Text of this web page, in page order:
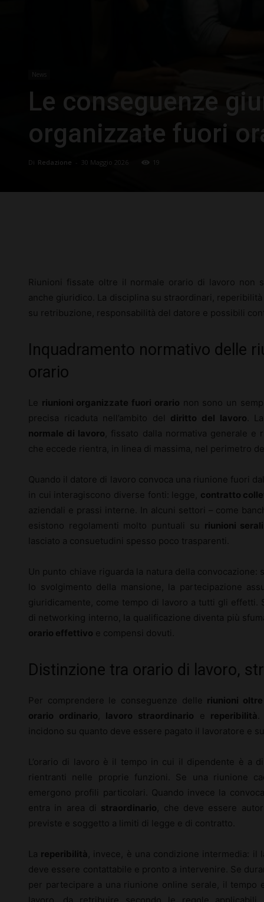
News
Le conseguenze
organizzate fuori
Di Redazione 30 Maggio 2026 19
Riunioni fissate oltre il normale orario di lavoro non
anche giuridico. La disciplina su straordinari,
su retribuzione, responsabilità del datore e possibili
Inquadramento normativo delle
orario
Le riunioni organizzate fuori orario non sono un
precisa ricaduta nell’ambito del diritto del lavoro .
normale di lavoro , fissato dalla normativa generale
che eccede rientra, in linea di massima, nel perimetro
Quando il datore di lavoro convoca una riunione fuori
in cui interagiscono diverse fonti: legge, contratto
aziendali e prassi interne. In alcuni settori – come
esistono regolamenti molto puntuali su riunioni serali
lasciato a consuetudini spesso poco trasparenti.
Un punto chiave riguarda la natura della
lo svolgimento della mansione, la partecipazione
giuridicamente, come tempo di lavoro a tutti gli
di networking interno, la qualificazione diventa più
orario effettivo e compensi dovuti.
Distinzione tra orario di lavoro,
Per comprendere le conseguenze delle riunioni
orario ordinario
lavoro straordinario e reperibilità
incidono su quanto deve essere pagato il lavoratore e
L’orario di lavoro è il tempo in cui il dipendente è a
rientranti nelle proprie funzioni. Se una riunione
emergono profili particolari. Quando invece la
entra in area di straordinario , che deve essere
previste e soggetto a limiti di legge e di contratto.
La reperibilità
, invece, è una condizione intermedia:
deve essere contattabile e pronto a intervenire. Se
per partecipare a una riunione online serale, il